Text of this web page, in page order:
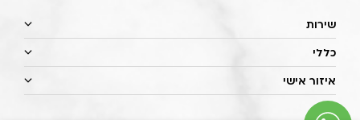
שירות
כללי
איזור אישי